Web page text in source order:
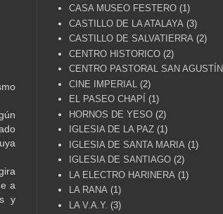
a
y
CASA MUSEO FESTERO (1)
CASTILLO DE LA ATALAYA (3)
CASTILLO DE SALVATIERRA (2)
CENTRO HISTORICO (2)
CENTRO PASTORAL SAN AGUSTÍN
CINE IMPERIAL
(2)
EL PASEO CHAPÍ
(1)
HORNOS DE YESO (2)
IGLESIA DE LA PAZ (1)
IGLESIA DE SANTA MARIA (1)
IGLESIA DE SANTIAGO (2)
LA ELECTRO HARINERA (1)
LA RANA (1)
LA V.A.Y. (3)